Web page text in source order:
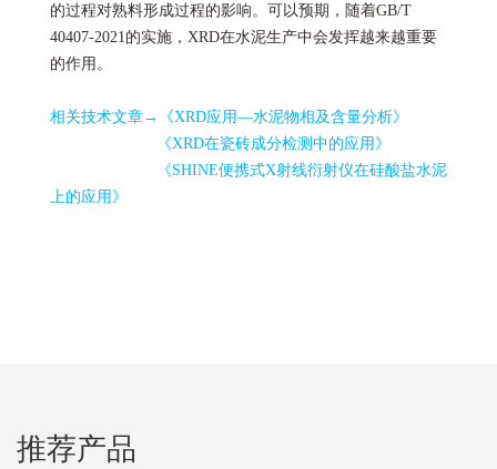
的过程对熟料形成过程的影响。可以预期，随着GB/T
40407-2021的实施，XRD在水泥生产中会发挥越来越重要
的作用。
相关技术文章→
《XRD应用—水泥物相及含量分析》
《XRD在瓷砖成分检测中的应用》
《SHINE便携式X射线衍射仪在硅酸盐水泥
上的应用》
推荐产品